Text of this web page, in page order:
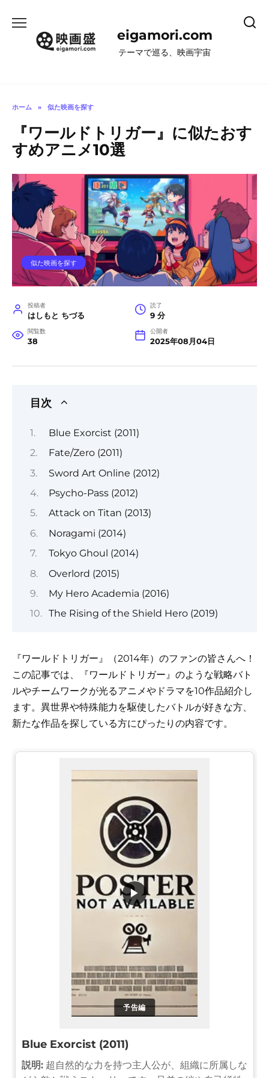
eigamori.com
テーマで巡る、映画宇宙
ホーム » 似た映画を探す
『ワールドトリガー』に似たおす
すめアニメ10選
似た映画を探す
投稿者
はしもと ちづる
読了
9 分
閲覧数
38
公開者
2025年08月04日
目次
Blue Exorcist (2011)
Fate/Zero (2011)
Sword Art Online (2012)
Psycho-Pass (2012)
Attack on Titan (2013)
Noragami (2014)
Tokyo Ghoul (2014)
Overlord (2015)
My Hero Academia (2016)
The Rising of the Shield Hero (2019)
『ワールドトリガー』（2014年）のファンの皆さんへ！
この記事では、『ワールドトリガー』のような戦略バト
ルやチームワークが光るアニメやドラマを10作品紹介し
ます。異世界や特殊能力を駆使したバトルが好きな方、
新たな作品を探している方にぴったりの内容です。
予告編
▶
Blue Exorcist (2011)
説明: 超自然的な力を持つ主人公が、組織に所属しな